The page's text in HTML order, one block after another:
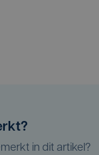
in dit artikel?